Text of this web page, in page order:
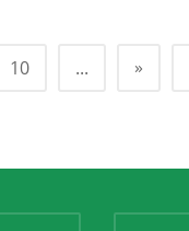
10 ... »